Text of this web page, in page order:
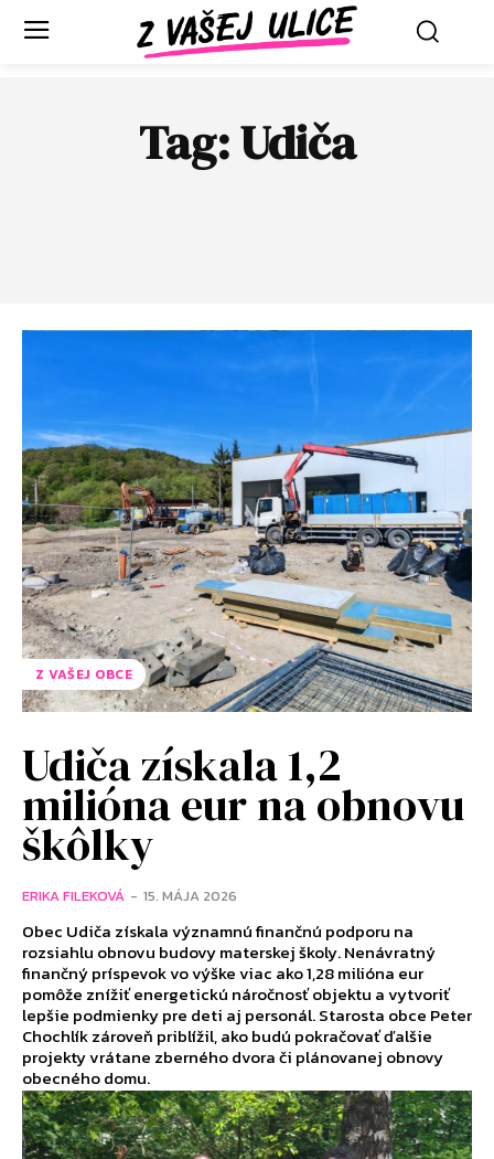
Tag:Udiča
Z VAŠEJ OBCE
Udiča získala 1,2
milióna eur na obnovu
škôlky
ERIKA FILEKOVÁ - 15. MÁJA 2026
Obec Udiča získala významnú finančnú podporu na
rozsiahlu obnovu budovy materskej školy. Nenávratný
finančný príspevok vo výške viac ako 1,28 milióna eur
pomôže znížiť energetickú náročnosť objektu a vytvoriť
lepšie podmienky pre deti aj personál. Starosta obce Peter
Chochlík zároveň priblížil, ako budú pokračovať ďalšie
projekty vrátane zberného dvora či plánovanej obnovy
obecného domu.